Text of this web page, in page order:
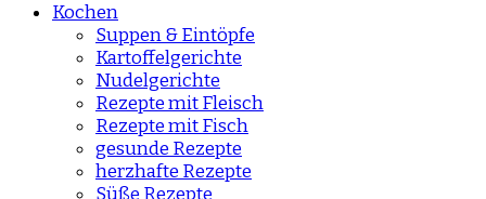
Kochen
Suppen & Eintöpfe
Kartoffelgerichte
Nudelgerichte
Rezepte mit Fleisch
Rezepte mit Fisch
gesunde Rezepte
herzhafte Rezepte
Süße Rezepte